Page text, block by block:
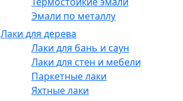
Эмали по металлу
Лаки для дерева
Лаки для бань и саун
Лаки для стен и мебели
Паркетные лаки
Яхтные лаки